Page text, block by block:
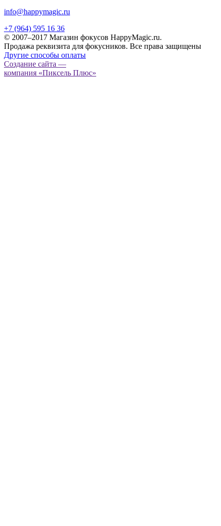
info@happymagic.ru
+7 (964) 595 16 36
© 2007–2017 Магазин фокусов HappyMagic.ru.
Продажа реквизита для фокусников. Все права защищены
Другие способы оплаты
Создание сайта —
компания «Пиксель Плюс»